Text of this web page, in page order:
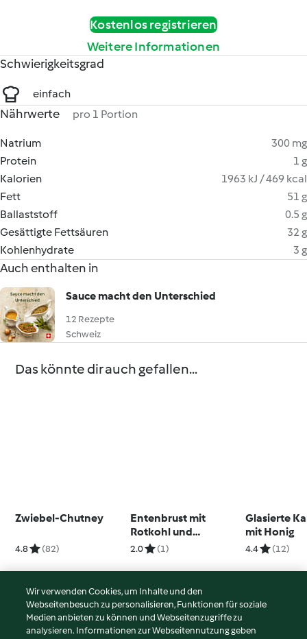
Kostenlos registrieren
Weitere Informationen
Schwierigkeitsgrad
einfach
Nährwerte pro 1 Portion
Natrium
300 mg
Protein
1 g
Kalorien
1963 kJ / 469 kcal
Fett
51 g
Ballaststoff
0.5 g
Gesättigte Fettsäuren
32 g
Kohlenhydrate
3 g
Auch enthalten in
Sauce macht den Unterschied
12 Rezepte
Schweiz
Das könnte dir auch gefallen...
Zwiebel-Chutney
4.8 (82)
Entenbrust mit
Rotkohl und
Selleriepüree
2.0 (1)
Glasierte
mit Honig
4.4 (12)
© Copyright 2026
Wir verwenden Cookies, um Inhalte und den
Webseitenbesuch zu personalisieren, Funktionen für soziale
Medien anbieten zu können und Webseitenzugriffe zu
analysieren. Informationen zur Webseitennutzung geben